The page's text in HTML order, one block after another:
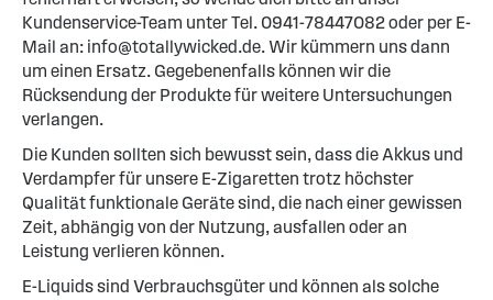
Kundenservice-Team unter Tel. 0941-78447082 oder per E-
Mail an: info@totallywicked.de. Wir kümmern uns dann
um einen Ersatz. Gegebenenfalls können wir die
Rücksendung der Produkte für weitere Untersuchungen
verlangen.
Die Kunden sollten sich bewusst sein, dass die Akkus und
Verdampfer für unsere E-Zigaretten trotz höchster
Qualität funktionale Geräte sind, die nach einer gewissen
Zeit, abhängig von der Nutzung, ausfallen oder an
Leistung verlieren können.
E-Liquids sind Verbrauchsgüter und können als solche